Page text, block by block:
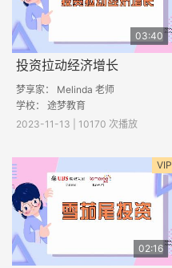
03:40
投资拉动经济增长
梦享家： Melinda 老师
学校： 途梦教育
2023-11-13 | 10170 次播放
VIP
02:16